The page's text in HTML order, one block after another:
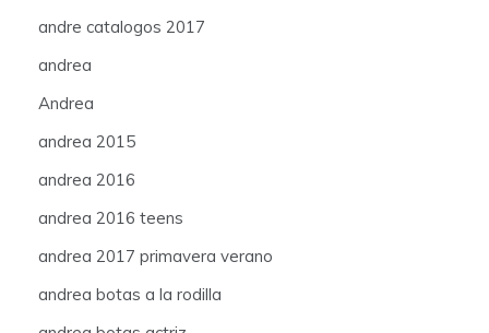
andre catalogos 2017
andrea
Andrea
andrea 2015
andrea 2016
andrea 2016 teens
andrea 2017 primavera verano
andrea botas a la rodilla